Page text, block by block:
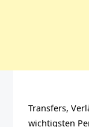
Transfers,
wichtigsten